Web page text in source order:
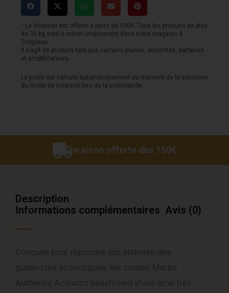
Custom
Light
11/52
¹ La livraison est offerte a partir de 150€. Tous les produits de plus
de 30 kg sont à retirer uniquement dans notre magasin à
Trégueux.
Il s’agit de produits tels que certains pianos, enceintes, batteries
et amplificateurs.
Le poids est calculé automatiquement au moment de la sélection
du mode de livraison lors de la commande.
Livraison offerte dès 150€
Description
Informations complémentaires Avis (0)